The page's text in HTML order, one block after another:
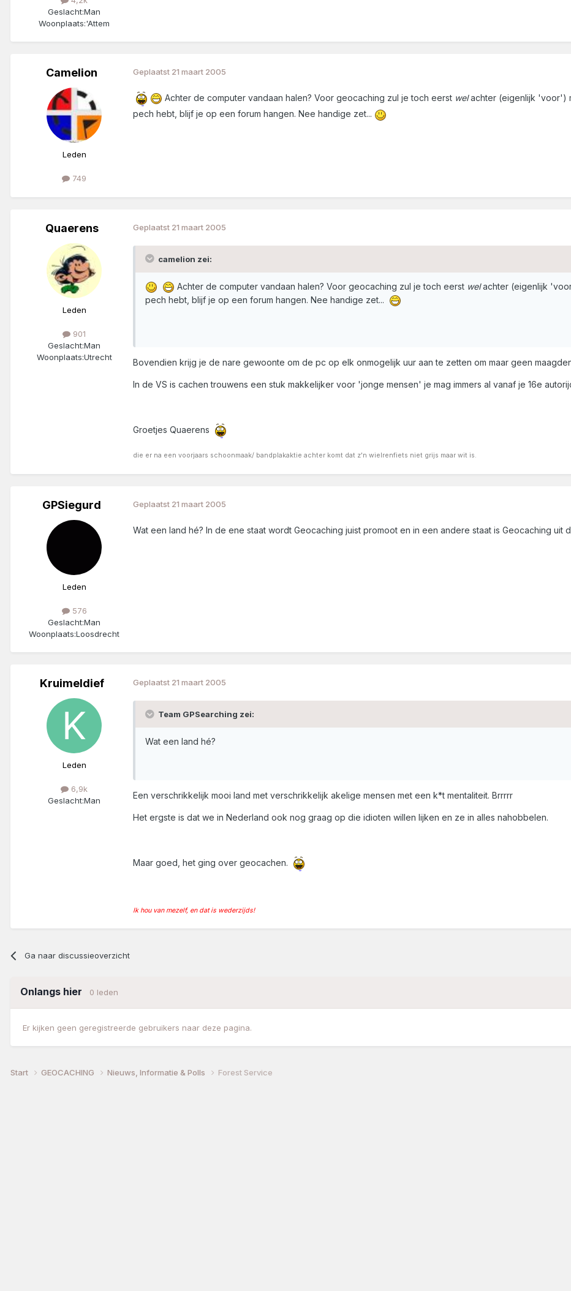
Geslacht:Man
Woonplaats:'Attem
Camelion
Leden
749
Geplaatst 21 maart 2005
Achter de computer vandaan halen? Voor geocaching zul je toch eerst welachter (eigenlijk 'voor')
pech hebt, blijf je op een forum hangen. Nee handige zet...
Quaerens
Leden
901
Geslacht:Man
Woonplaats:Utrecht
Geplaatst 21 maart 2005
camelion zei:
Achter de computer vandaan halen? Voor geocaching zul je toch eerst welachter (eigenlijk
pech hebt, blijf je op een forum hangen. Nee handige zet...
Bovendien krijg je de nare gewoonte om de pc op elk onmogelijk uur aan te zetten om maar geen
In de VS is cachen trouwens een stuk makkelijker voor 'jonge mensen' je mag immers al vanaf je 16e
Groetjes Quaerens
die er na een voorjaars schoonmaak/ bandplakaktie achter komt dat z'n wielrenfiets niet grijs maar wit is.
GPSiegurd
Leden
576
Geslacht:Man
Woonplaats:Loosdrecht
Geplaatst 21 maart 2005
Wat een land hé? In de ene staat wordt Geocaching juist promoot en in een andere staat is Geocaching uit
Kruimeldief
Leden
6,9k
Geslacht:Man
Geplaatst 21 maart 2005
Team GPSearching zei:
Wat een land hé?
Een verschrikkelijk mooi land met verschrikkelijk akelige mensen met een k*t mentaliteit. Brrrrr
Het ergste is dat we in Nederland ook nog graag op die idioten willen lijken en ze in alles nahobbelen.
Maar goed, het ging over geocachen.
Ik hou van mezelf, en dat is wederzijds!
Ga naar discussieoverzicht
Onlangs hier 0 leden
Er kijken geen geregistreerde gebruikers naar deze pagina.
Start GEOCACHING Nieuws, Informatie & Polls Forest Service